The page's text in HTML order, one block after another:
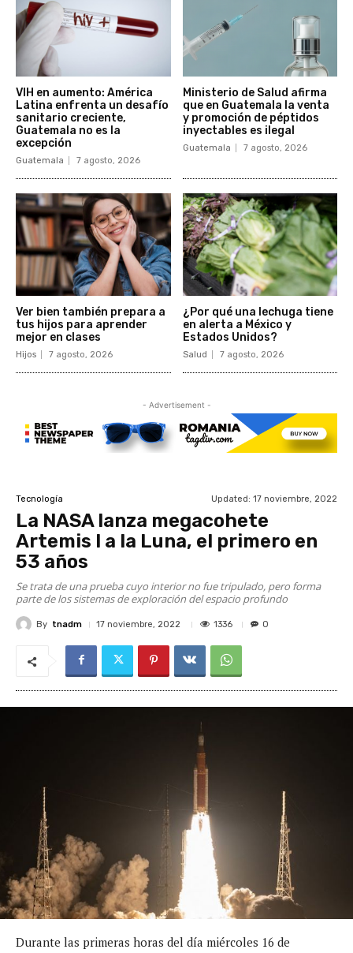
VIH en aumento: América
Latina enfrenta un desafío
sanitario creciente,
Guatemala no es la
excepción
Guatemala 7 agosto, 2026
Ministerio de Salud afirma
que en Guatemala la venta
y promoción de péptidos
inyectables es ilegal
Guatemala 7 agosto, 2026
Ver bien también prepara a
tus hijos para aprender
mejor en clases
Hijos 7 agosto, 2026
¿Por qué una lechuga tiene
en alerta a México y
Estados Unidos?
Salud 7 agosto, 2026
- Advertisement -